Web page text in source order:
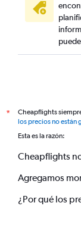
*
Cheapflights
los precios no están
Esta es la razón:
Cheapflights
Agregamos
¿Por qué los